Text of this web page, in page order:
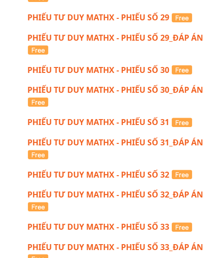
PHIẾU TƯ DUY MATHX - PHIẾU SỐ 29
PHIẾU TƯ DUY MATHX - PHIẾU SỐ 29_ĐÁP ÁN
PHIẾU TƯ DUY MATHX - PHIẾU SỐ 30
PHIẾU TƯ DUY MATHX - PHIẾU SỐ 30_ĐÁP ÁN
PHIẾU TƯ DUY MATHX - PHIẾU SỐ 31
PHIẾU TƯ DUY MATHX - PHIẾU SỐ 31_ĐÁP ÁN
PHIẾU TƯ DUY MATHX - PHIẾU SỐ 32
PHIẾU TƯ DUY MATHX - PHIẾU SỐ 32_ĐÁP ÁN
PHIẾU TƯ DUY MATHX - PHIẾU SỐ 33
PHIẾU TƯ DUY MATHX - PHIẾU SỐ 33_ĐÁP ÁN